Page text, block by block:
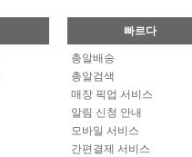
빠르다
총알배송
총알검색
매장 픽업 서비스
알림 신청 안내
모바일 서비스
간편결제 서비스